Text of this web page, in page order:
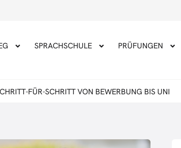
SPRACHSCHULE PRÜFUNGEN
FÜR-SCHRITT VON BEWERBUNG BIS UNI